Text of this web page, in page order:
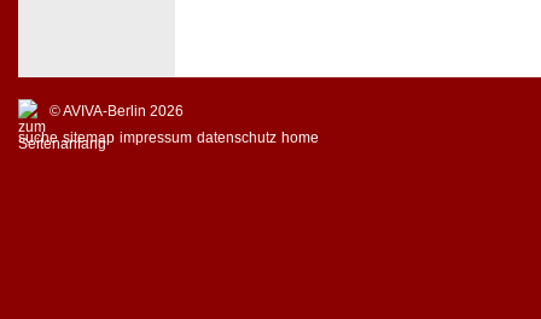
© AVIVA-Berlin 2026
suche sitemap impressum datenschutz home